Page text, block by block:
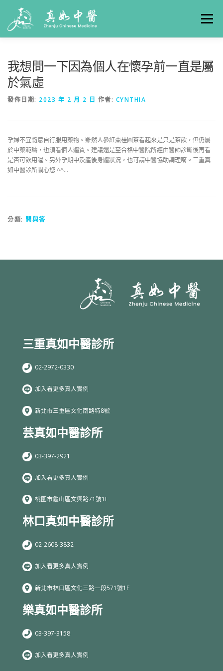
選單
我想問一下因為個人在懷孕前一直是屬
於氣虛
發佈日期: 2023 年 2 月 2 日 作者: CYNTHIA
孕婦不宜隨意自行服用藥物。雖然人參紅棗桂圓茶看起來是只是茶飲，但仍屬
於中藥範疇，也須看個人體質。建議還是至合格中醫院所經由醫師診斷後再看
是否可飲用喔。另外孕期中及產後身體狀況，也可請中醫協助調理唷。三重真
如中醫診所關心您 ^^…
分類: 問與答
三重真如中醫診所
02-2972-0330
加入看更多真人實例
新北市三重區文化南路特8號
芸真如中醫診所
03-397-2921
加入看更多真人實例
桃園市龜山區文興路71號1F
林口真如中醫診所
02-2608-3832
加入看更多真人實例
新北市林口區文化三路一段571號1F
樂真如中醫診所
03-397-3158
加入看更多真人實例